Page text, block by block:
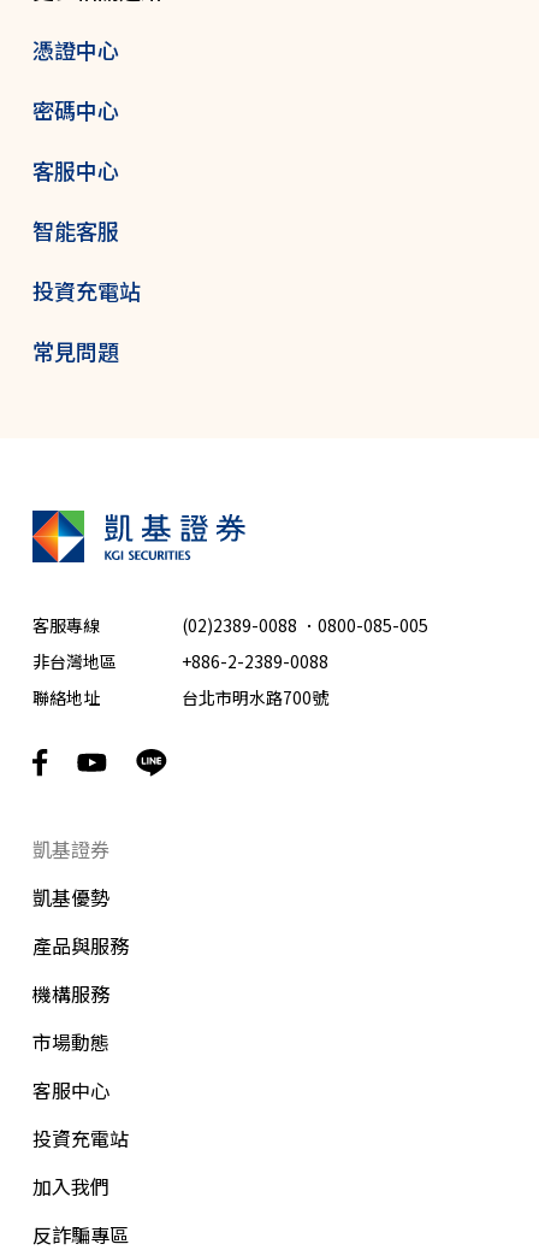
憑證中心
密碼中心
客服中心
智能客服
投資充電站
常見問題
客服專線 (02)2389-0088 ． 0800-085-005
非台灣地區
+886-2-2389-0088
聯絡地址
台北市明水路700號
凱基證券
凱基優勢
產品與服務
機構服務
市場動態
客服中心
投資充電站
加入我們
反詐騙專區